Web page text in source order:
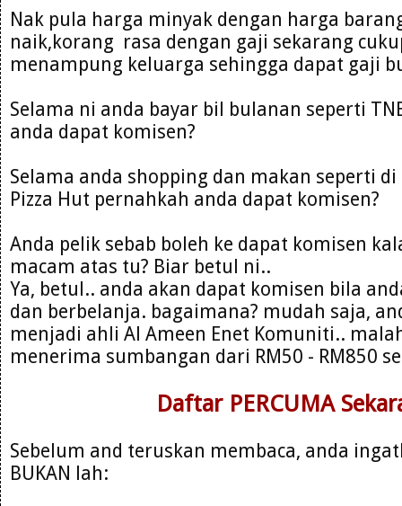
Nak pula harga minyak dengan harga
naik,korang rasa dengan gaji sekarang
menampung keluarga sehingga dapat gaji
Selama ni anda bayar bil bulanan seperti
anda dapat komisen?
Selama anda shopping dan makan seperti di
Pizza Hut pernahkah anda dapat komisen?
Anda pelik sebab boleh ke dapat komisen
macam atas tu? Biar betul ni..
Ya, betul.. anda akan dapat komisen bila
dan berbelanja. bagaimana? mudah saja,
menjadi ahli Al Ameen Enet Komuniti..
menerima sumbangan dari RM50 - RM850
Daftar PERCUMA
Sebelum and teruskan membaca, anda
BUKAN lah: